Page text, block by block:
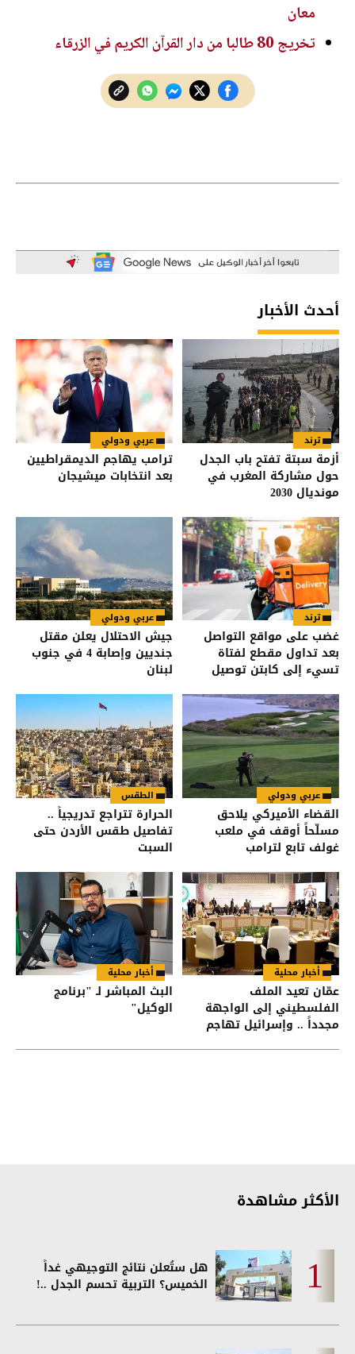
معان
تخريج 80 طالبا من دار القرآن الكريم في الزرقاء
أحدث الأخبار
ترند
أزمة سبتة تفتح باب الجدل
حول مشاركة المغرب في
مونديال 2030
عربي ودولي
ترامب يهاجم الديمقراطيين
بعد انتخابات ميشيجان
ترند
غضب على مواقع التواصل
بعد تداول مقطع لفتاة
تسيء إلى كابتن توصيل
عربي ودولي
جيش الاحتلال يعلن مقتل
جنديين وإصابة 4 في جنوب
لبنان
عربي ودولي
القضاء الأميركي يلاحق
مسلّحاً أوقف في ملعب
غولف تابع لترامب
الطقس
الحرارة تتراجع تدريجياً ..
تفاصيل طقس الأردن حتى
السبت
أخبار محلية
عمّان تعيد الملف
الفلسطيني إلى الواجهة
مجدداً .. وإسرائيل تهاجم
أخبار محلية
البث المباشر لـ "برنامج
الوكيل"
الأكثر مشاهدة
هل ستُعلن نتائج التوجيهي غداً
الخميس؟ التربية تحسم الجدل ..!